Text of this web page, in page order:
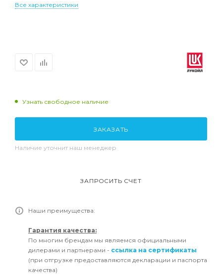
Все характеристики
Узнать свободное наличие
ЗАКАЗАТЬ
Наличие уточнит наш менеджер
ЗАПРОСИТЬ СЧЕТ
Наши преимущества:
Гарантия качества:
По многим брендам мы являемся официальными
дилерами и партнерами - ссылка на сертификаты
(при отгрузке предоставляются декларации и паспорта
качества)